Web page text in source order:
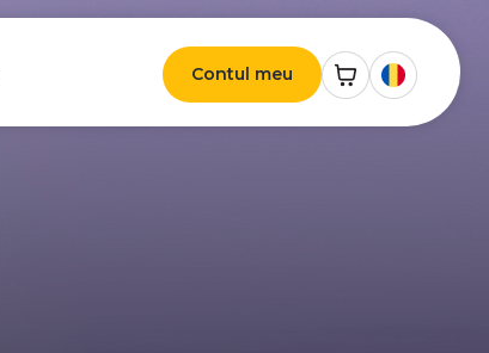
Contul meu